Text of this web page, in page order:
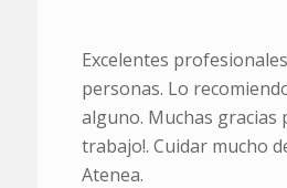
Excelentes
personas. Lo
alguno. Muchas gracias
trabajo!. Cuidar mucho
Atenea.